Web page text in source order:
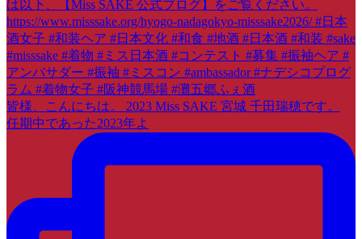
皆様、こんにちは。 2023 Miss SAKE 宮城 千田瑞穂です。
任期中であった2023年よ